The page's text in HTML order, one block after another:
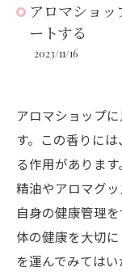
アロマショ
ートする
2023/11/16
アロマショップ
す。この香りに
る作用がありま
精油やアロマグ
自身の健康管理
体の健康を大切
を運んでみてはい